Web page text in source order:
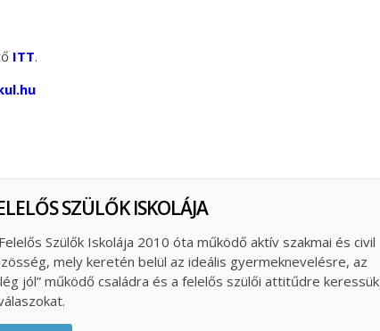
ITT.
SZÜLŐK ISKOLÁJA
Szülők Iskolája 2010 óta működő aktív szakmai és civil
mely keretén belül az ideális gyermeknevelésre, az
jól” működő családra és a felelős szülői attitűdre keressük